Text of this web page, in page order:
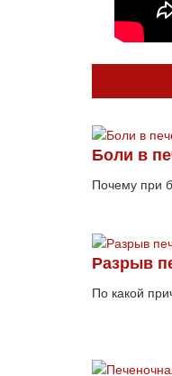
Боли в
Почему при
Разрыв
По какой